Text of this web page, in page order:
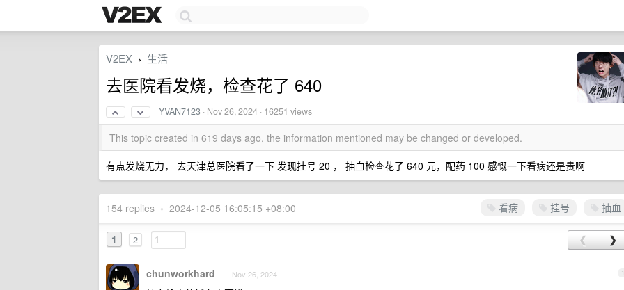
V2EX › 生活
去医院看发烧，检查花了 640
YVAN7123 · Nov 26, 2024 · 16251 views
This topic created in 619 days ago, the information mentioned may be changed or developed.
有点发烧无力， 去天津总医院看了一下 发现挂号 20 ， 抽血检查花了 640 元，配药 100 感慨一下看病还是贵啊
看病 挂号 抽血
154 replies • 2024-12-05 16:05:15 +08:00
1 2 ❮ ❯
1
chunworkhard Nov 26, 2024